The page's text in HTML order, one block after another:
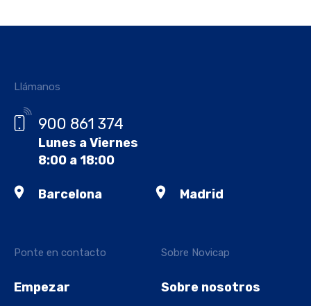
Ponte en contacto
Empezar
Sobre Novicap
Sobre nosotros
Llámanos
900 861 374
Lunes a Viernes
8:00 a 18:00
Barcelona Madrid